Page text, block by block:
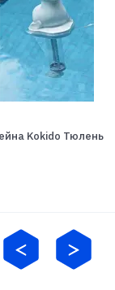
Kokido Тюлень